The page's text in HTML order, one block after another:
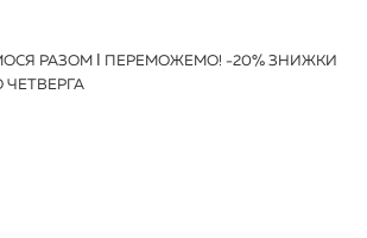
РАЗОМ І ПЕРЕМОЖЕМО! -20% ЗНИЖКИ